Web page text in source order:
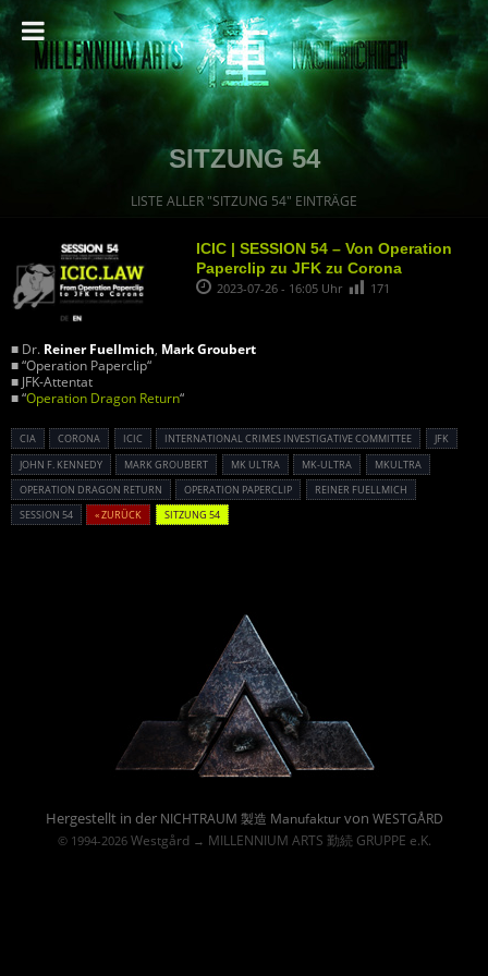
SITZUNG 54
LISTE ALLER "SITZUNG 54" EINTRÄGE
ICIC | SESSION 54 – Von Operation
Paperclip zu JFK zu Corona
2023-07-26 - 16:05 Uhr 171
■ Dr. Reiner Fuellmich, Mark Groubert
■ “Operation Paperclip“
■ JFK-Attentat
■ “Operation Dragon Return“
CIA CORONA ICIC INTERNATIONAL CRIMES INVESTIGATIVE COMMITTEE
JFK
JOHN F. KENNEDY
MARK GROUBERT MK ULTRA MK-ULTRA
MKULTRA
OPERATION DRAGON RETURN
OPERATION PAPERCLIP
REINER FUELLMICH
SESSION 54
« ZURÜCK SITZUNG 54
Hergestellt in der NICHTRAUM 製造 Manufakturvon WESTGÅRD
© 1994-2026 Westgård→ MILLENNIUM ARTS 勤続 GRUPPE e.K.
Powered By :